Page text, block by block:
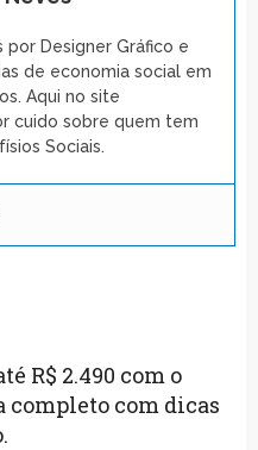
por Designer Gráfico e
de economia social em
Aqui no site
cuido sobre quem tem
Sociais.
R$ 2.490 com o
completo com dicas